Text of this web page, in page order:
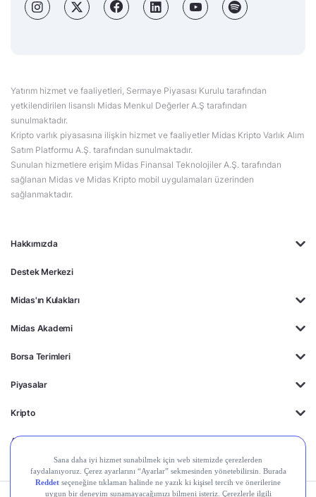
Hakkımızda
Destek Merkezi
Midas'ın Kulakları
Midas Akademi
Borsa Terimleri
Piyasalar
Kripto
Ayrıcalıklar
Yatırım hizmet ve faaliyetleri, Sermaye Piyasası Kurulu tarafından
yetkilendirilen lisanslı Midas Menkul Değerler A.Ş tarafından
sunulmaktadır.
Kripto varlık piyasasına ilişkin hizmet ve faaliyetler Midas Kripto Varlık Alım
Satım Platformu A.Ş. tarafından sunulmaktadır.
Sunulan hizmetlere erişim Midas Finansal Teknolojiler A.Ş. tarafından
sağlanan Midas ve Midas Kripto mobil uygulamaları üzerinden
sağlanmaktadır.